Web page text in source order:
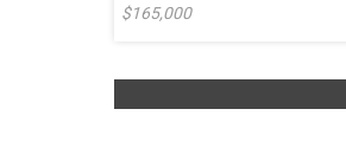
$165,000